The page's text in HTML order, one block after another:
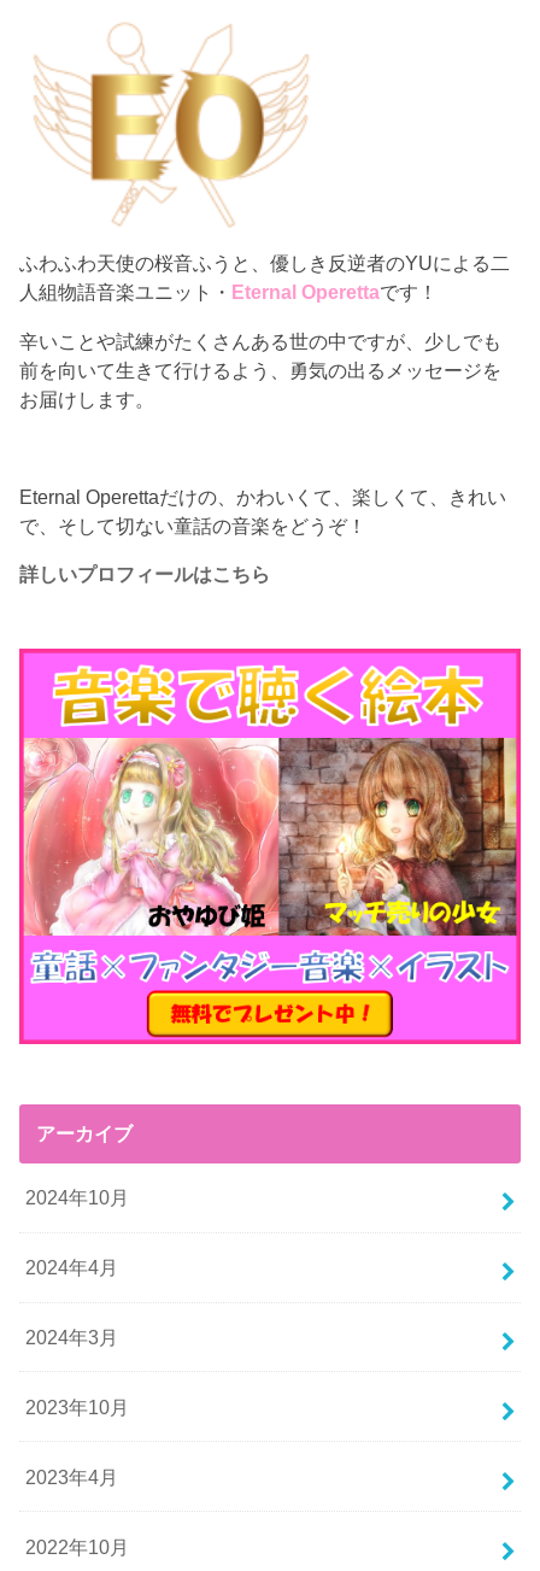
ふわふわ天使の桜音ふうと、優しき反逆者のYUによる二
人組物語音楽ユニット・ Eternal Operettaです！
辛いことや試練がたくさんある世の中ですが、少しでも
前を向いて生きて行けるよう、勇気の出るメッセージを
お届けします。
Eternal Operettaだけの、かわいくて、楽しくて、きれい
で、そして切ない童話の音楽をどうぞ！
詳しいプロフィールはこちら
アーカイブ
2024年10月
2024年4月
2024年3月
2023年10月
2023年4月
2022年10月